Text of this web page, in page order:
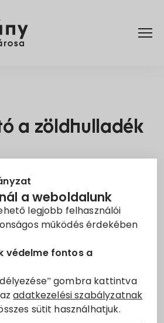
a weboldalunk
legjobb felhasználói
működés érdekében
védelme fontos a
gombra kattintva
adatkezelési szabályzatnak
sütit használhatjuk.
a zöldhulladék
hogy településünkön a
15-én zöldhulladék